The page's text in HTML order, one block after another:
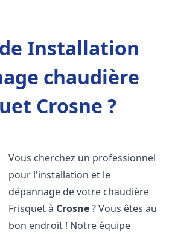
Installation
chaudière
Crosne ?
Vous cherchez un professionnel
pour l'installation et le
dépannage de votre chaudière
Frisquet à Crosne? Vous êtes au
bon endroit ! Notre équipe